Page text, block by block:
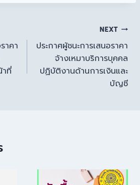
าคา
าที่
NEXT
ประกาศผู้ชนะการเสนอราคา
จ้างเหมาบริการบุคคล
ปฏิบัติงานด้านการเงินและ
บัญชี